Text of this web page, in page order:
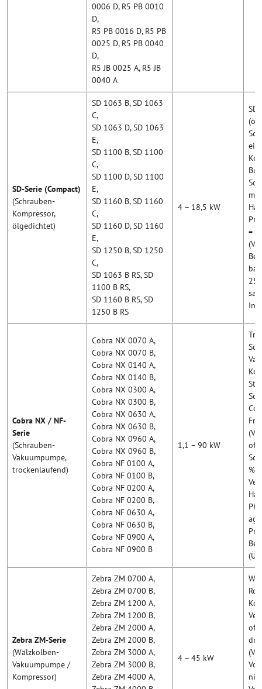
0006 D, R5 PB 0010
D,
R5 PB 0016 D, R5 PB
0025 D, R5 PB 0040
D,
R5 JB 0025 A, R5 JB
0040 A
SD-Serie (Compact)
(Schrauben-
Kompressor,
ölgedichtet)
SD 1063 B, SD 1063
C,
SD 1063 D, SD 1063
E,
SD 1100 B, SD 1100
C,
SD 1100 D, SD 1100
E,
SD 1160 B, SD 1160
C,
SD 1160 D, SD 1160
E,
SD 1250 B, SD 1250
C,
SD 1063 B RS, SD
1100 B RS,
SD 1160 B RS, SD
1250 B RS
4 – 18,5 kW
SD
mit
=
Cobra NX / NF-
Serie
(Schrauben-
Vakuumpumpe,
trockenlaufend)
Cobra NX 0070 A,
Cobra NX 0070 B,
Cobra NX 0140 A,
Cobra NX 0140 B,
Cobra NX 0300 A,
Cobra NX 0300 B,
Cobra NX 0630 A,
Cobra NX 0630 B,
Cobra NX 0960 A,
Cobra NX 0960 B,
Cobra NF 0100 A,
Cobra NF 0100 B,
Cobra NF 0200 A,
Cobra NF 0200 B,
Cobra NF 0630 A,
Cobra NF 0630 B,
Cobra NF 0900 A,
Cobra NF 0900 B
1,1 – 90 kW
%
Zebra ZM-Serie
(Wälzkolben-
Vakuumpumpe /
Kompressor)
Zebra ZM 0700 A,
Zebra ZM 0700 B,
Zebra ZM 1200 A,
Zebra ZM 1200 B,
Zebra ZM 2000 A,
Zebra ZM 2000 B,
Zebra ZM 3000 A,
Zebra ZM 3000 B,
Zebra ZM 4000 A,
4 – 45 kW